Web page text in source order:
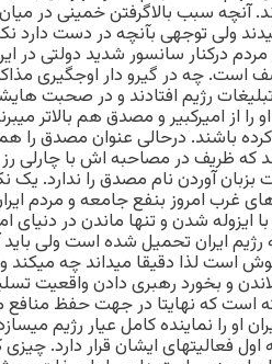
آنچه سبب بالاگرفتن خمینی در
ولی توجهی بآنچه در دست دارد
درکنار سانسور شدید دولتی در
است. چه در گیرو دار اوجگیری
رژیم افتادند و در صحبت
از امیرکبیر و مصدق هم بالاتر
باشند. درحالی عنوان مصدق را
که ظریف در مصاحبه اش با چارلی
آوردن نام مصدق را ندارد. یک
غرب امروز بنفع جامعه و مردم
شدن و تنها ماندن در دنیای
ایران تحمیل شده است ولی باید
است لذا دقیقا میداند چه میکند
و بخورد رهبری دادن واقعیت
که نهایتا در جهت حفظ منافع
او را نماینده کامل عیار رژیم
فعالیتهای ایشان قرار دارد. چیزی